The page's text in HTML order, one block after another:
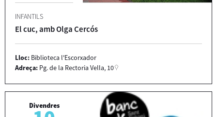
INFANTILS
El cuc, amb Olga Cercós
Lloc: Biblioteca l'Escorxador
Adreça: Pg. de la Rectoria Vella, 10
Divendres